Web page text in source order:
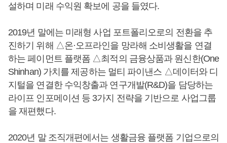
설하며 미래 수익원 확보에 공을 들였다.
2019년 말에는 미래형 사업 포트폴리오로의 전환을 추
진하기 위해 △온·오프라인을 망라해 소비생활을 연결
하는 페이먼트 플랫폼 △최적의 금융상품과 원신한(One
Shinhan) 가치를 제공하는 멀티 파이낸스 △데이터와 디
지털을 연결한 수익창출과 연구개발(R&D)을 담당하는
라이프 인포메이션 등 3가지 전략을 기반으로 사업그룹
을 재편했다.
2020년 말 조직개편에서는 생활금융 플랫폼 기업으로의